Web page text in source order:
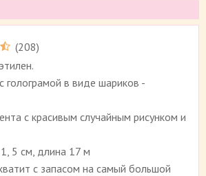
(208)
голограмой в виде шариков -
с красивым случайным рисунком и
5 см, длина 17 м
с запасом на самый большой